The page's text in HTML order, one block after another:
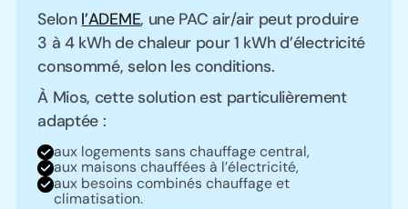
Selon l’ADEME, une PAC air/air peut produire
3 à 4 kWh de chaleur pour 1 kWh d’électricité
consommé, selon les conditions.
À Mios, cette solution est particulièrement
adaptée :
aux logements sans chauffage central,
aux maisons chauffées à l’électricité,
aux besoins combinés chauffage et
climatisation.